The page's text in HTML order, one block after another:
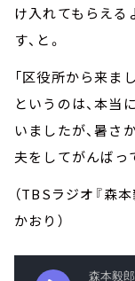
け入れてもらえる
す、と。
「区役所から来ま
というのは、本当
いましたが、暑さ
夫をしてがんばっ
（TBSラジオ『森
かおり）